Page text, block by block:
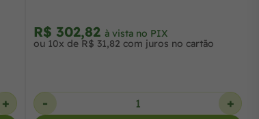
+
R$ 302,82 à vista no PIX
ou 10x de R$ 31,82 com juros no cartão
- +